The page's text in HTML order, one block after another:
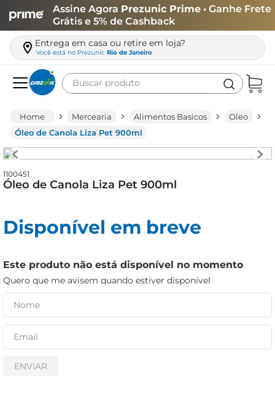
Assine Agora Prezunic Prime • Ganhe Frete
Grátis e 5% de Cashback
Entrega em casa ou retire em loja?
Você está no Prezunic Rio de Janeiro
Buscar produto
Mercearia Alimentos Basicos
Oleo
Óleo de Canola Liza Pet 900ml
1100451
Óleo de Canola Liza Pet 900ml
Disponível em breve
Este produto não está disponível no momento
Quero que me avisem quando estiver disponível
ENVIAR
leite
queijo
azeite
iogurte
papel higiênico